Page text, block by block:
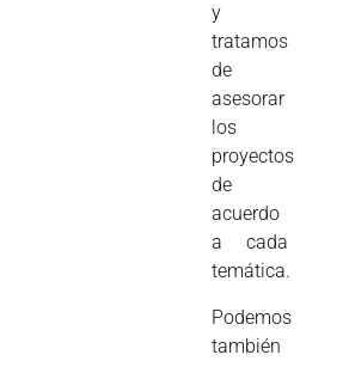
y
tratamos
de
asesorar
los
proyectos
de
acuerdo
a cada
temática.
Podemos
también